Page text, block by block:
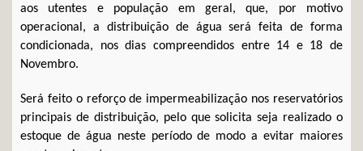
aos utentes e população em geral, que, por motivo
operacional, a distribuição de água será feita de forma
condicionada, nos dias compreendidos entre 14 e 18 de
Novembro.
Será feito o reforço de impermeabilização nos reservatórios
principais de distribuição, pelo que solicita seja realizado o
estoque de água neste período de modo a evitar maiores